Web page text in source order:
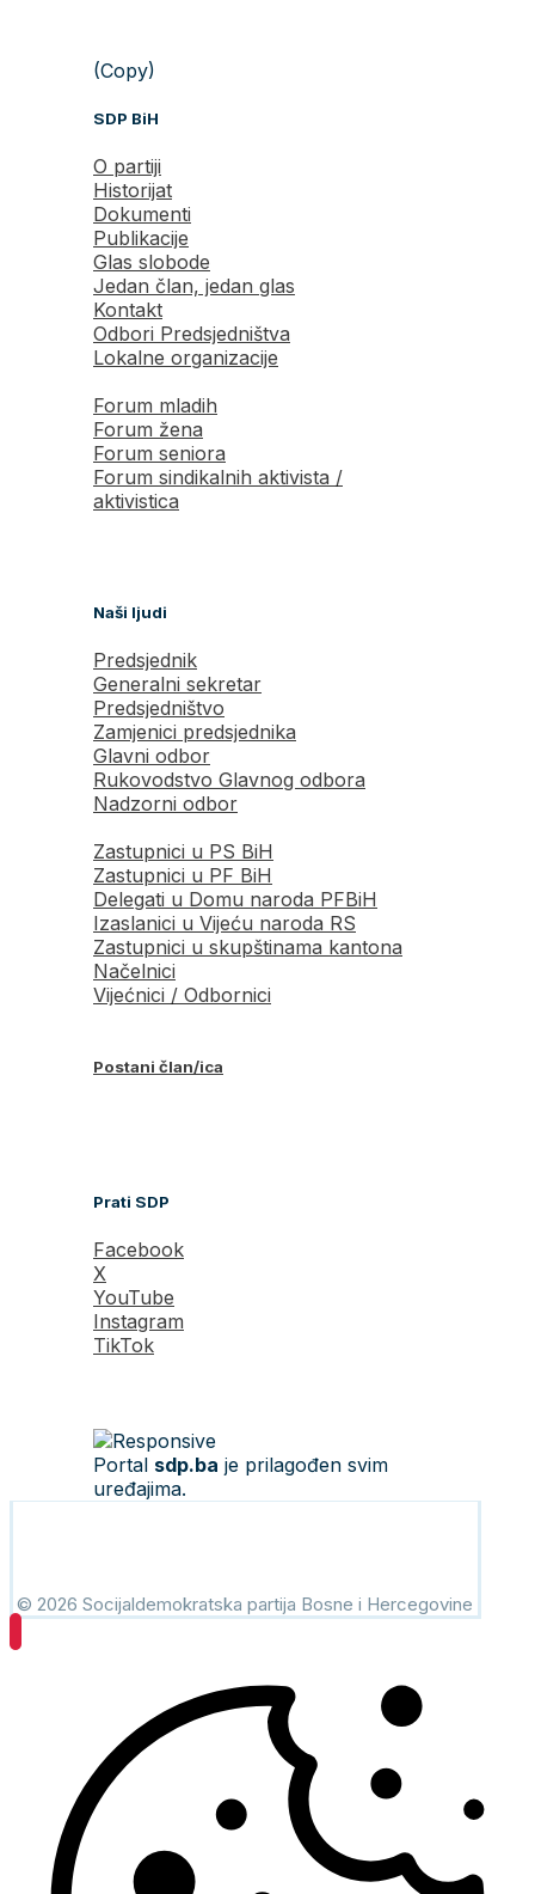
(Copy)
SDP BiH
O partiji
Historijat
Dokumenti
Publikacije
Glas slobode
Jedan član, jedan glas
Kontakt
Odbori Predsjedništva
Lokalne organizacije
Forum mladih
Forum žena
Forum seniora
Forum sindikalnih aktivista /
aktivistica
Naši ljudi
Predsjednik
Generalni sekretar
Predsjedništvo
Zamjenici predsjednika
Glavni odbor
Rukovodstvo Glavnog odbora
Nadzorni odbor
Zastupnici u PS BiH
Zastupnici u PF BiH
Delegati u Domu naroda PFBiH
Izaslanici u Vijeću naroda RS
Zastupnici u skupštinama kantona
Načelnici
Vijećnici / Odbornici
Postani član/ica
Prati SDP
Facebook
X
YouTube
Instagram
TikTok
Portal sdp.ba je prilagođen svim
uređajima.
© 2026 Socijaldemokratska partija Bosne i Hercegovine